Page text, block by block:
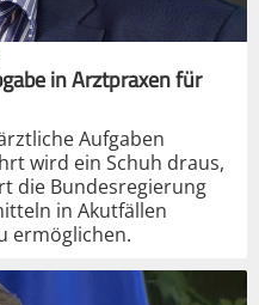
in Arztpraxen für
Aufgaben
wird ein Schuh draus,
die Bundesregierung
in Akutfällen
ermöglichen.